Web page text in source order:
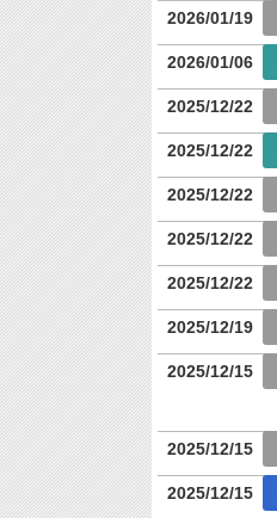
2026/01/19
2026/01/06
2025/12/22
2025/12/22
2025/12/22
2025/12/22
2025/12/22
2025/12/19
2025/12/15
2025/12/15
2025/12/15